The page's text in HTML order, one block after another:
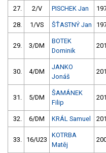
27. 2/V PISCHEK Jan
28. 1/VS ŠŤASTNÝ Jan
29. 3/DM
BOTEK
Dominik
30. 4/DM
JANKO
Jonáš
31. 5/DM
ŠAMÁNEK
Filip
32. 6/DM KRÁL Samuel
33. 16/U23
KOTRBA
Matěj